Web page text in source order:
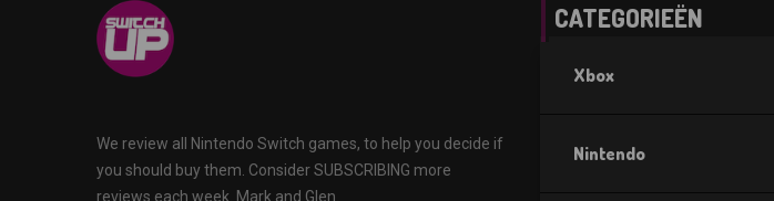
We review all Nintendo Switch games, to help you decide if
you should buy them. Consider SUBSCRIBING more
reviews each week. Mark and Glen.
CATEGORIEËN
Xbox
Nintendo